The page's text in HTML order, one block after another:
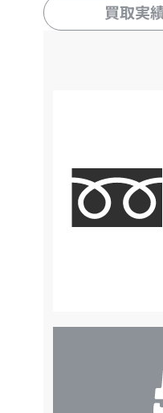
買取実